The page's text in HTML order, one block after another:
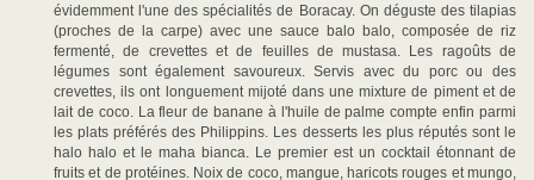
évidemment l'une des spécialités de Boracay. On déguste des tilapias
(proches de la carpe) avec une sauce balo balo, composée de riz
fermenté, de crevettes et de feuilles de mustasa. Les ragoûts de
légumes sont également savoureux. Servis avec du porc ou des
crevettes, ils ont longuement mijoté dans une mixture de piment et de
lait de coco. La fleur de banane à l'huile de palme compte enfin parmi
les plats préférés des Philippins. Les desserts les plus réputés sont le
halo halo et le maha bianca. Le premier est un cocktail étonnant de
fruits et de protéines. Noix de coco, mangue, haricots rouges et mungo,